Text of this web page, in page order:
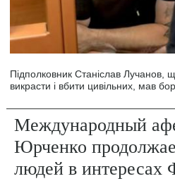
Підполковник Станіслав Лучанов,
викрасти і вбити цивільних, мав
Международный
Юрченко
людей в интересах